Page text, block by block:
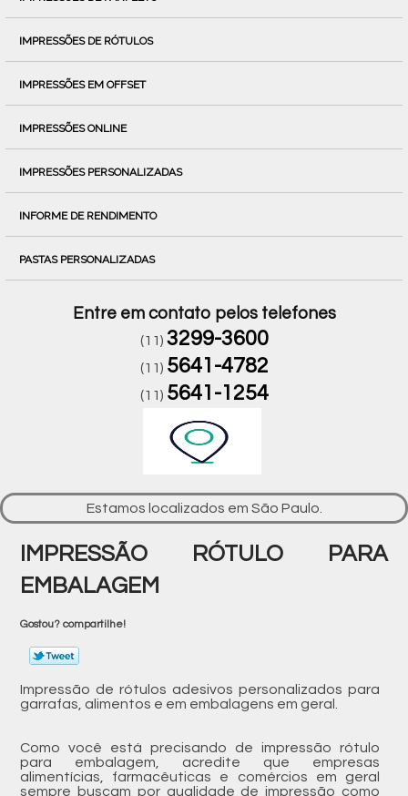
IMPRESSÕES DE RÓTULOS
IMPRESSÕES EM OFFSET
IMPRESSÕES ONLINE
IMPRESSÕES PERSONALIZADAS
INFORME DE RENDIMENTO
PASTAS PERSONALIZADAS
Entre em contato pelos telefones
(11) 3299-3600
(11) 5641-4782
(11) 5641-1254
Estamos localizados em São Paulo.
IMPRESSÃO RÓTULO PARA
EMBALAGEM
Gostou? compartilhe!
Impressão de rótulos adesivos personalizados para
garrafas, alimentos e em embalagens em geral.
Como você está precisando de impressão rótulo
para embalagem, acredite que empresas
alimentícias, farmacêuticas e comércios em geral
sempre buscam por qualidade de impressão como